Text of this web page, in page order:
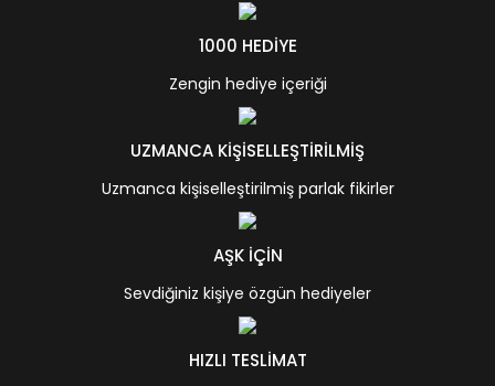
1000 HEDİYE
Zengin hediye içeriği
UZMANCA KİŞİSELLEŞTİRİLMİŞ
Uzmanca kişiselleştirilmiş parlak fikirler
AŞK İÇİN
Sevdiğiniz kişiye özgün hediyeler
HIZLI TESLİMAT